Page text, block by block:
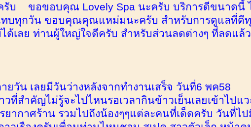
รับ ขอขอบคุณ Lovely Spa นะครับ บริการดีขนาดนี้
ทบทุกวัน ขอบคุณคุณแหม่มนะครับ สำหรับการดูแลที่ดี
ด้เลย ท่านผู้ใหญ่ใจดีครับ สำหรับส่วนลดต่างๆ ที่ลดแล้
วัน เลยมีวันว่างหลังจากทำงานเสร็จ วันที่6 พค58
ที่สำคัญไม่รู้จะไปไหนรอเวลากินข้าวเย็นเลยเข้าไปแว
ยากาศร้าน รวมไปถึงน้องๆๆแต่ละคนที่เด็ดครับ วันที่ไป